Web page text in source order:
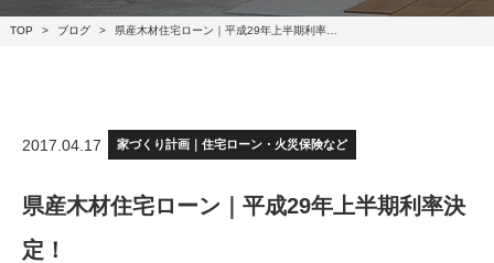
TOP ブログ 県産木材住宅ローン｜平成29年上半期利率…
2017.04.17 家づくり計画｜住宅ローン・火災保険など
県産木材住宅ローン｜平成29年上半期利率決
定！